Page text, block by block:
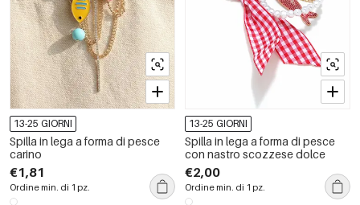
13-25 GIORNI
Spilla in lega a forma di pesce
carino
€1,81
Ordine min. di 1 pz.
13-25 GIORNI
Spilla in lega a forma di pesce
con nastro scozzese dolce
€2,00
Ordine min. di 1 pz.